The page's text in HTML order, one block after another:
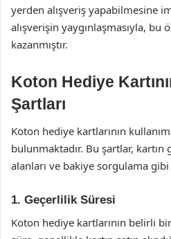
yerden alışveriş yapabilmesine
alışverişin yaygınlaşmasıyla, bu
kazanmıştır.
Koton Hediye
Şartları
Koton hediye kartlarının
bulunmaktadır. Bu şartlar, kartın
alanları ve bakiye sorgulama
1. Geçerlilik Süresi
Koton hediye kartlarının belirli